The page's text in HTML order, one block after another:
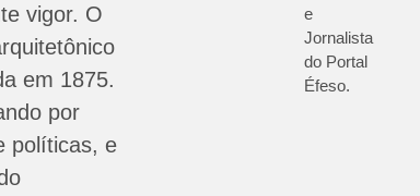
vigor. O
em 1875.
por
políticas, e
e
Jornalista
do Portal
Éfeso.